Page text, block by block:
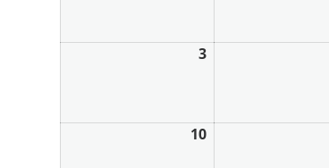
3
10